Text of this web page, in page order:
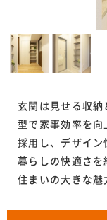
玄関は見せる収
型で家事効率を
採用し、デザイン
暮らしの快適さを
住まいの大きな魅